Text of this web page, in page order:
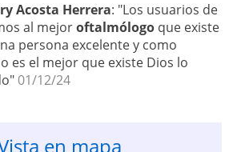
Acosta Herrera: "Los usuarios de
al mejoroftalmólogoque existe
persona excelente y como
es el mejor que existe Dios lo
01/12/24
en mapa